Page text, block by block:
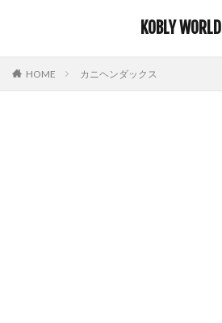
KOBLY WORLD
HOME カニヘンダックス